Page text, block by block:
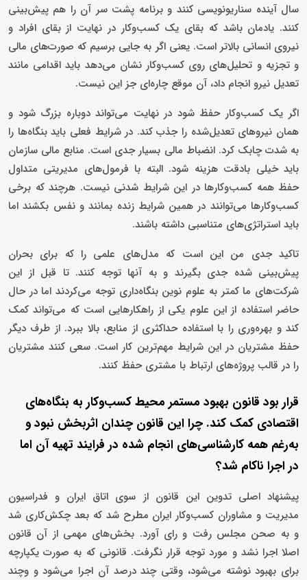
سال آینده سناریونویسی کنند و برنامه پشت سر آن را هم پیش‌بینی
کنند. یادمان باشد که بقای یک کسب‌وکار در نهایت از بقای افراد و
نیروی انسانی بالاتر است. یعنی اگر به جایی برسیم که صورت‌های مالی
و تجزیه و تحلیل‌های روی کسب‌وکار نشان می‌دهد باید اقدامی مانند
تعدیل نیرو انجام داد، آن موقع چاره‌ای جز این نیست.
اگر یک کسب‌وکار حفظ شود در نهایت می‌تواند دوباره بزرگ شود و
همان نیروهای تعدیل‌شده را جذب کند. در شرایط فعلی باید بنگاه‌ها را
به شدت چابک کرد. انضباط مالی بسیار جدی است. منابع مالی سازمان
باید خیلی بادقت هزینه شود. البته با فرمول‌های مدیریتی متداول
حفظ همه کسب‌وکارها در این شرایط شدنی نیست. هرچند که برخی
کسب‌وکارها می‌توانند در همین شرایط زنده بمانند و نفس بکشند اما
باید استراتژی‌های متناسبی داشته باشند.
تاکید جدی من این است که مدل‌های علمی را که برای بحران
پیش‌بینی شده جدی بگیرند و به آنها توجه کنند. تا قبل از این
شرکت‌های ما کمتر به علوم نوین بنگاه‌داری توجه می‌کردند اما در حال
حاضر استفاده از این علوم یکی از راهکارهایی است که می‌تواند کمک
کند و بهره‌وری را با استفاده حداکثری از منابع، بالا ببرد. از طرف دیگر
حفظ مشتریان در این شرایط مهم‌ترین کار است. سعی کنند مشتریان
را در قالب پروژه‌های ارتباط با مشتری حفظ کنند.
قرار بود قانون بهبود مستمر محیط کسب‌وکار به بنگاه‌های
اقتصادی کمک کند. چرا این قانون چندان اثربخش نبود و
به‌رغم همه کارشناسی‌های انجام شده در فرایند تهیه آن اما
در اجرا ناکام شد؟
پیشنهاد اصلی تدوین این قانون از سوی اتاق ایران و فدراسیون
مدیریت و مشاوران کسب‌وکار ایران مطرح شد که بعد چکش‌کاری شد
و به صحن مجلس رفت و رای آورد. بخش‌های مهمی از آن قانون
اصلا اجرا نشد و مورد توجه قرار نگرفت. قانونی که به صورت یکپارچه
برای بهبود نوشته می‌شود، وقتی چند درصد آن اجرا می‌شود و وچند